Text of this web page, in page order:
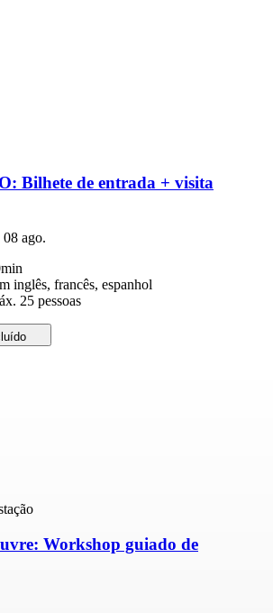
Bilhete de entrada + visita
08 ago.
inglês, francês, espanhol
25 pessoas
Workshop guiado de